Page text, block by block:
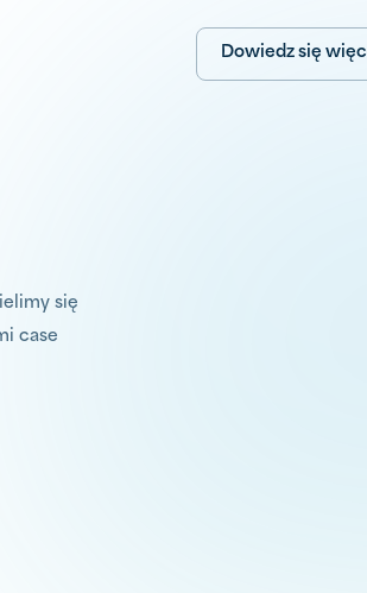
Dowiedz się
się
case